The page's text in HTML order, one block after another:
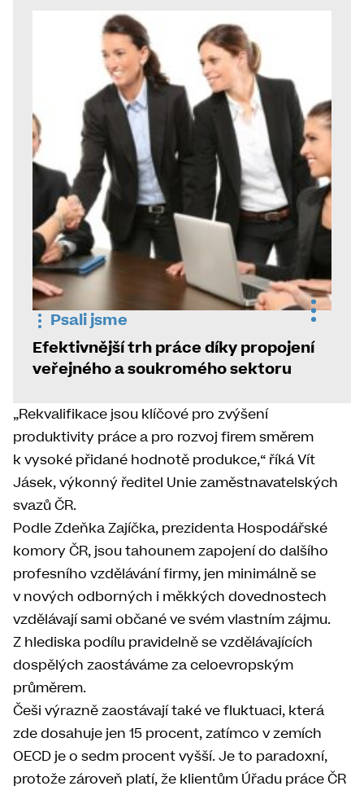
Psali jsme
Efektivnější trh práce díky propojení
veřejného a soukromého sektoru
„Rekvalifikace jsou klíčové pro zvýšení
produktivity práce a pro rozvoj firem směrem
k vysoké přidané hodnotě produkce,“ říká Vít
Jásek, výkonný ředitel Unie zaměstnavatelských
svazů ČR.
Podle Zdeňka Zajíčka, prezidenta Hospodářské
komory ČR, jsou tahounem zapojení do dalšího
profesního vzdělávání firmy, jen minimálně se
v nových odborných i měkkých dovednostech
vzdělávají sami občané ve svém vlastním zájmu.
Z hlediska podílu pravidelně se vzdělávajících
dospělých zaostáváme za celoevropským
průměrem.
Češi výrazně zaostávají také ve fluktuaci, která
zde dosahuje jen 15 procent, zatímco v zemích
OECD je o sedm procent vyšší. Je to paradoxní,
protože zároveň platí, že klientům Úřadu práce ČR